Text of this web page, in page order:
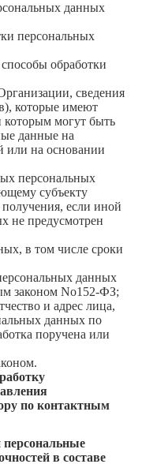
данных
персональных
обработки
сведения
которые имеют
могут быть
данные на
или на основании
персональных
субъекту
если иной
не предусмотрен
в том числе сроки
данных
законом No152-ФЗ;
и адрес лица,
данных по
поручена или
по контактным
персональные
в составе